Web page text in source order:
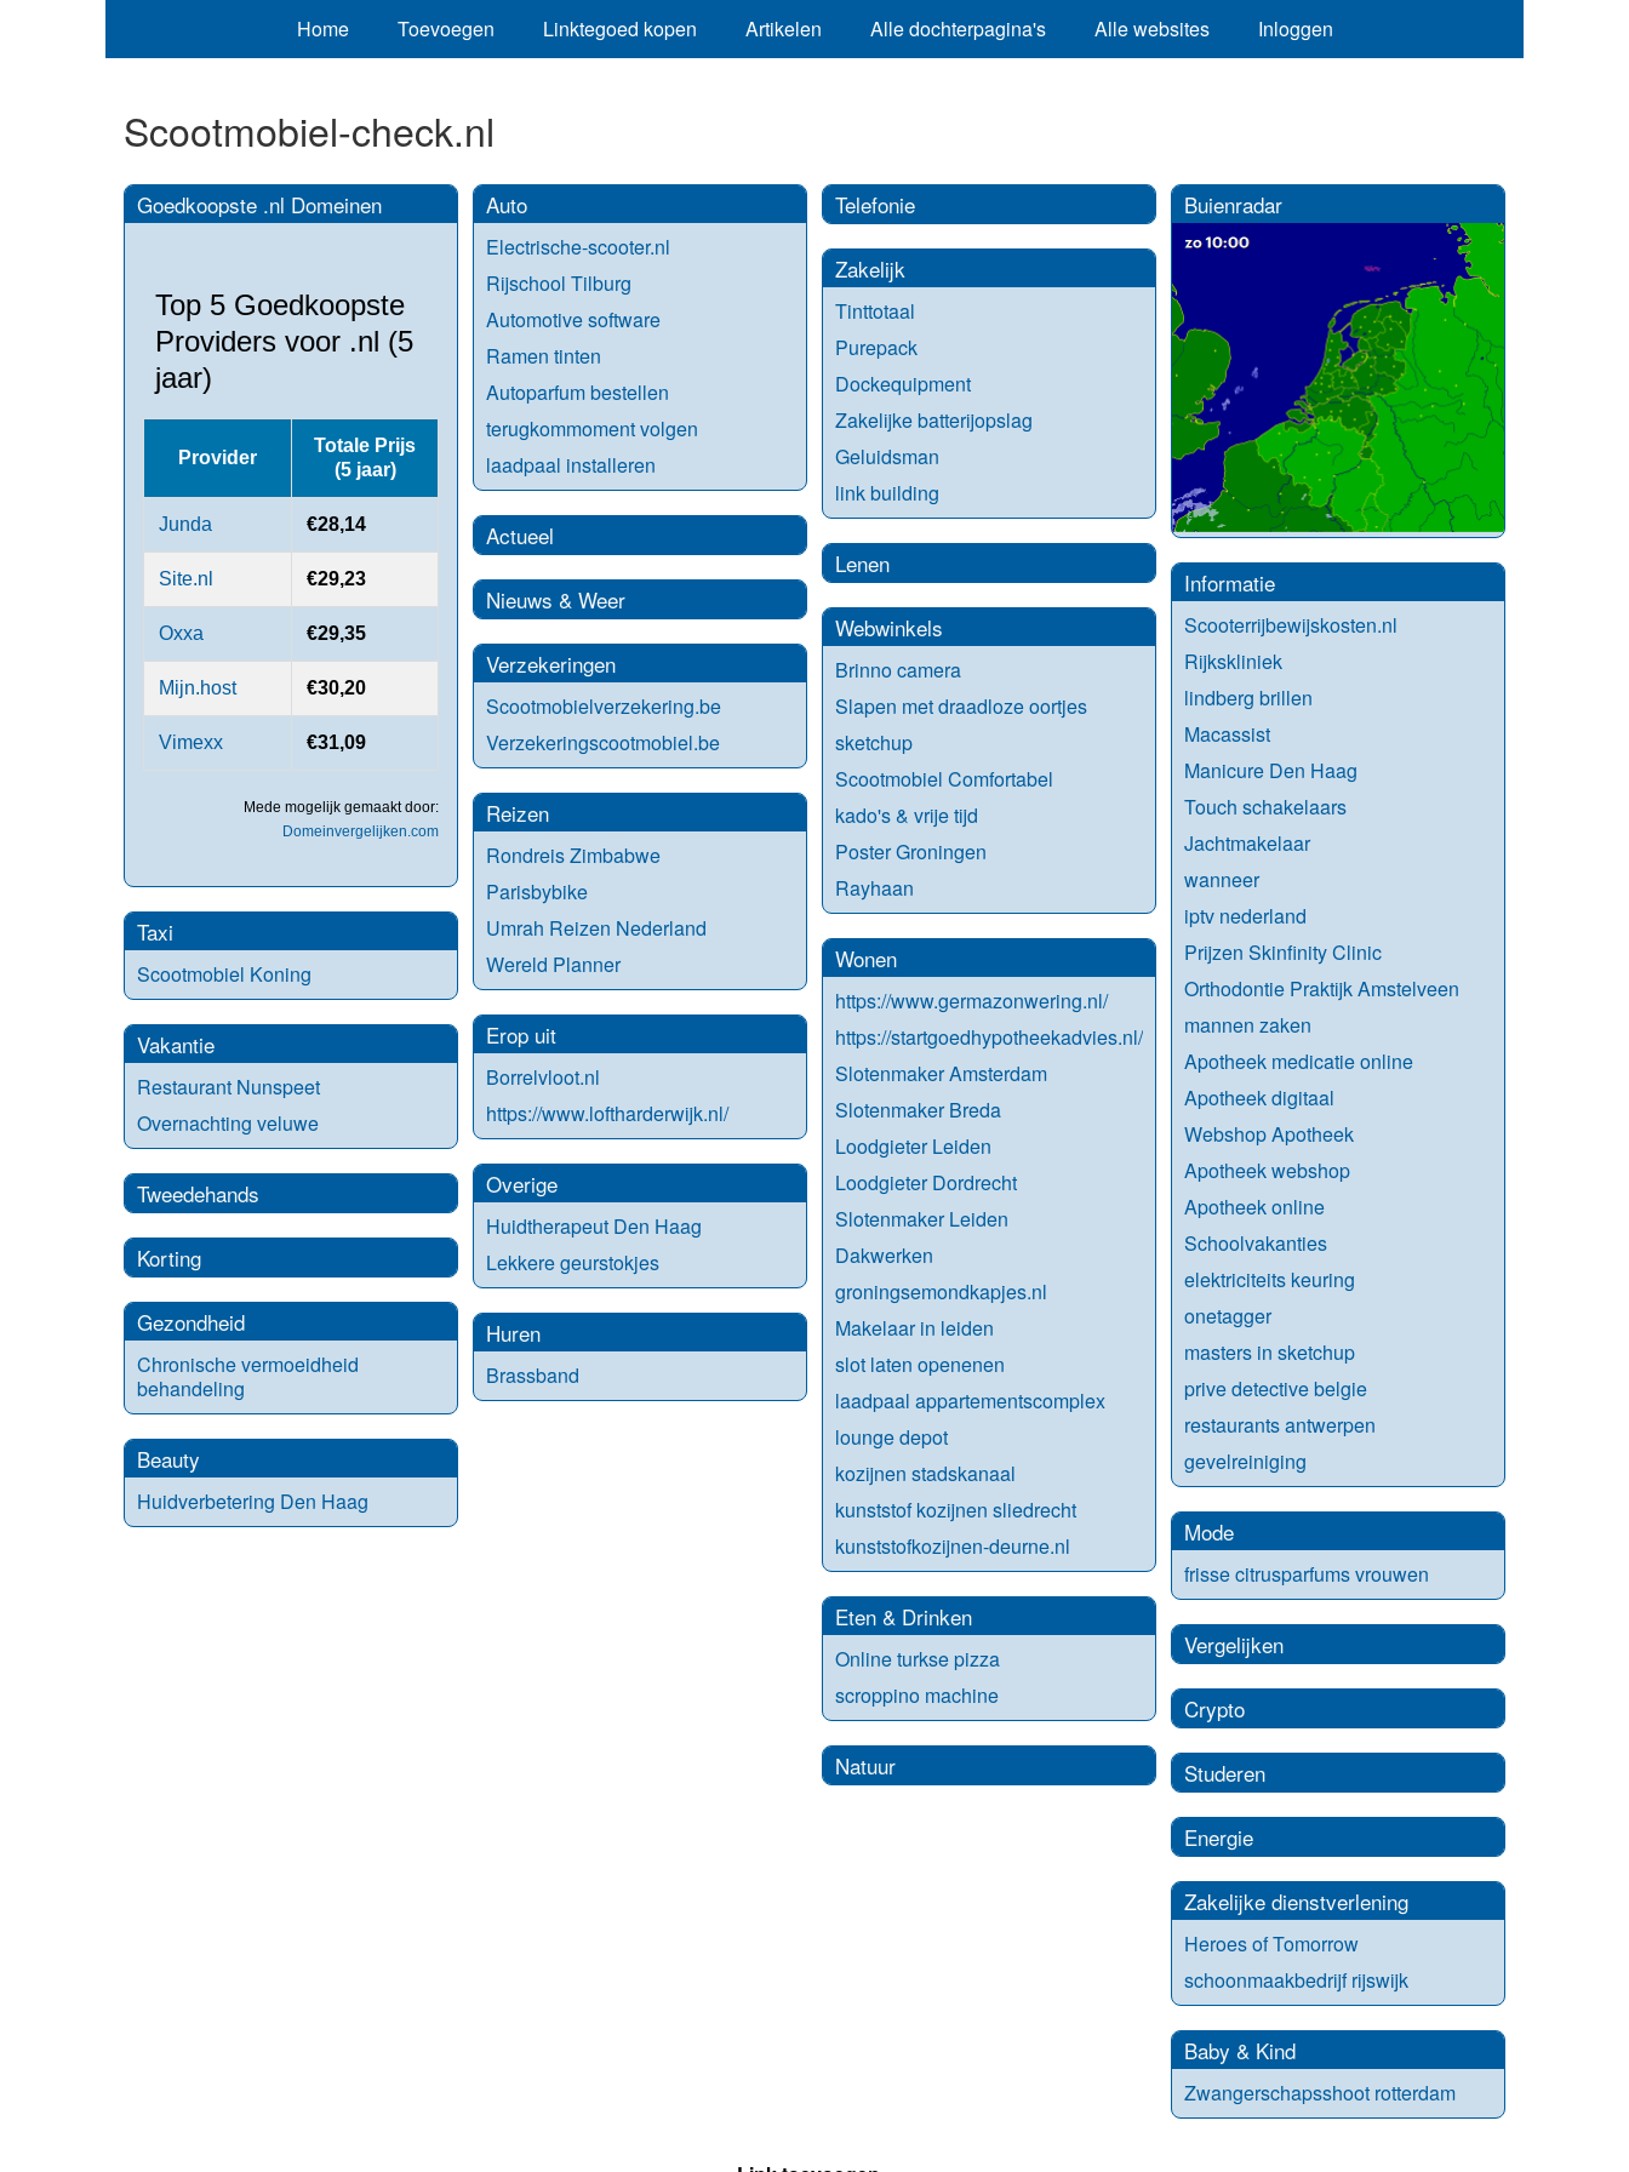
Home Toevoegen Linktegoed kopen Artikelen Alle dochterpagina's Alle websites Inloggen
Scootmobiel-check.nl
Goedkoopste .nl Domeinen
Top 5 Goedkoopste
Providers voor .nl (5
jaar)
Provider
Totale Prijs
(5 jaar)
Junda €28,14
Site.nl €29,23
Oxxa €29,35
Mijn.host €30,20
Vimexx €31,09
Mede mogelijk gemaakt door:
Domeinvergelijken.com
Taxi
Scootmobiel Koning
Vakantie
Restaurant Nunspeet
Overnachting veluwe
Tweedehands
Korting
Gezondheid
Chronische vermoeidheid
behandeling
Beauty
Huidverbetering Den Haag
Auto
Electrische-scooter.nl
Rijschool Tilburg
Automotive software
Ramen tinten
Autoparfum bestellen
terugkommoment volgen
laadpaal installeren
Actueel
Nieuws & Weer
Verzekeringen
Scootmobielverzekering.be
Verzekeringscootmobiel.be
Reizen
Rondreis Zimbabwe
Parisbybike
Umrah Reizen Nederland
Wereld Planner
Erop uit
Borrelvloot.nl
https://www.loftharderwijk.nl/
Overige
Huidtherapeut Den Haag
Lekkere geurstokjes
Huren
Brassband
Telefonie
Zakelijk
Tinttotaal
Purepack
Dockequipment
Zakelijke batterijopslag
Geluidsman
link building
Lenen
Webwinkels
Brinno camera
Slapen met draadloze oortjes
sketchup
Scootmobiel Comfortabel
kado's & vrije tijd
Poster Groningen
Rayhaan
Wonen
https://www.germazonwering.nl/
https://startgoedhypotheekadvies.nl/
Slotenmaker Amsterdam
Slotenmaker Breda
Loodgieter Leiden
Loodgieter Dordrecht
Slotenmaker Leiden
Dakwerken
groningsemondkapjes.nl
Makelaar in leiden
slot laten openenen
laadpaal appartementscomplex
lounge depot
kozijnen stadskanaal
kunststof kozijnen sliedrecht
kunststofkozijnen-deurne.nl
Eten & Drinken
Online turkse pizza
scroppino machine
Natuur
Buienradar
Informatie
Scooterrijbewijskosten.nl
Rijkskliniek
lindberg brillen
Macassist
Manicure Den Haag
Touch schakelaars
Jachtmakelaar
wanneer
iptv nederland
Prijzen Skinfinity Clinic
Orthodontie Praktijk Amstelveen
mannen zaken
Apotheek medicatie online
Apotheek digitaal
Webshop Apotheek
Apotheek webshop
Apotheek online
Schoolvakanties
elektriciteits keuring
onetagger
masters in sketchup
prive detective belgie
restaurants antwerpen
gevelreiniging
Mode
frisse citrusparfums vrouwen
Vergelijken
Crypto
Studeren
Energie
Zakelijke dienstverlening
Heroes of Tomorrow
schoonmaakbedrijf rijswijk
Baby & Kind
Zwangerschapsshoot rotterdam